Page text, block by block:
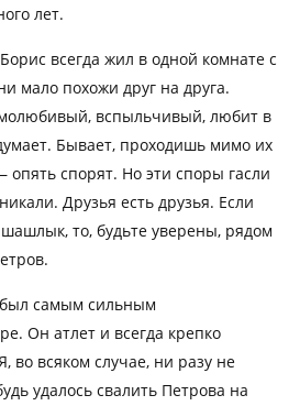
лет.
всегда жил в одной комнате с
мало похожи друг на друга.
вспыльчивый, любит в
Бывает, проходишь мимо их
спорят. Но эти споры гасли
Друзья есть друзья. Если
то, будьте уверены, рядом
самым сильным
Он атлет и всегда крепко
во всяком случае, ни разу не
удалось свалить Петрова на